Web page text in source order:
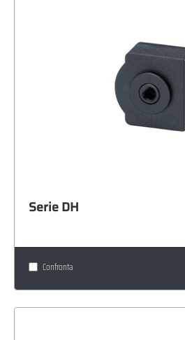
Serie DH
Confronta